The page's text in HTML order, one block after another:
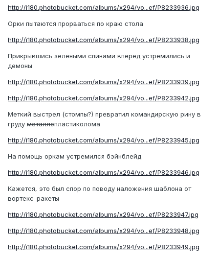
http://i180.photobucket.com/albums/x294/vo...ef/P8233936.jpg
Орки пытаются прорваться по краю стола
http://i180.photobucket.com/albums/x294/vo...ef/P8233938.jpg
Прикрывшись зелеными спинами вперед устремились и
демоны
http://i180.photobucket.com/albums/x294/vo...ef/P8233939.jpg
http://i180.photobucket.com/albums/x294/vo...ef/P8233942.jpg
Меткий выстрел (стомпы?) превратил командирскую рину в
груду металлопластиколома
http://i180.photobucket.com/albums/x294/vo...ef/P8233945.jpg
На помощь оркам устремился бэйнблейд
http://i180.photobucket.com/albums/x294/vo...ef/P8233946.jpg
Кажется, это был спор по поводу наложения шаблона от
вортекс-ракеты
http://i180.photobucket.com/albums/x294/vo...ef/P8233947.jpg
http://i180.photobucket.com/albums/x294/vo...ef/P8233948.jpg
http://i180.photobucket.com/albums/x294/vo...ef/P8233949.jpg